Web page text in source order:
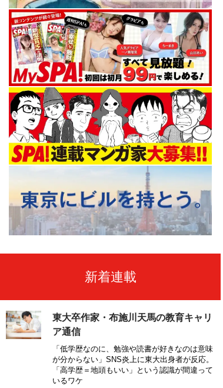
新着連載
東大卒作家・布施川天馬の教育キャリ
ア通信
「低学歴なのに、勉強や読書が好きなのは意味
が分からない」SNS炎上に東大出身者が反応。
「高学歴＝地頭もいい」という認識が間違って
いるワケ